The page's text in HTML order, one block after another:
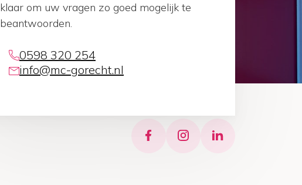
klaar om uw vragen zo goed mogelijk te
beantwoorden.
0598 320 254
info@mc-gorecht.nl